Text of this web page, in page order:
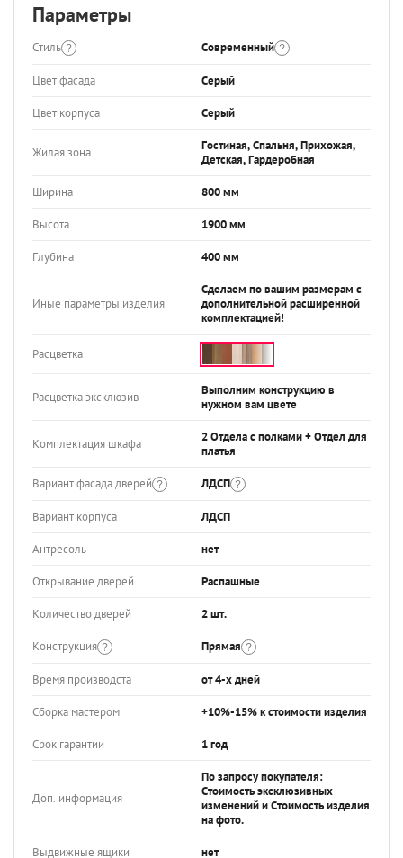
Параметры
Стиль Современный
Цвет фасада Серый
Цвет корпуса Серый
Жилая зона
Гостиная, Спальня, Прихожая,
Детская, Гардеробная
Ширина 800 мм
Высота 1900 мм
Глубина 400 мм
Иные параметры изделия
Сделаем по вашим размерам с
дополнительной расширенной
комплектацией!
Расцветка
Расцветка эксклюзив
Выполним конструкцию в
нужном вам цвете
Комплектация шкафа
2 Отдела с полками + Отдел для
платья
Вариант фасада дверей ЛДСП
Вариант корпуса ЛДСП
Антресоль нет
Открывание дверей Распашные
Количество дверей 2 шт.
Конструкция Прямая
Время производста от 4-х дней
Сборка мастером +10%-15% к стоимости изделия
Срок гарантии 1 год
Доп. информация
По запросу покупателя:
Стоимость эксклюзивных
изменений и Стоимость изделия
на фото.
Выдвижные ящики нет